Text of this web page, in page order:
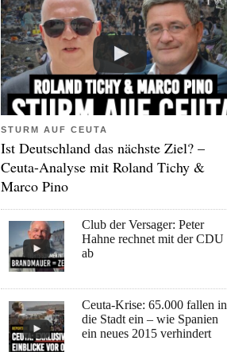
STURM AUF CEUTA
Ist Deutschland das nächste Ziel? –
Ceuta-Analyse mit Roland Tichy &
Marco Pino
Club der Versager: Peter
Hahne rechnet mit der CDU
ab
Ceuta-Krise: 65.000 fallen in
die Stadt ein – wie Spanien
ein neues 2015 verhindert